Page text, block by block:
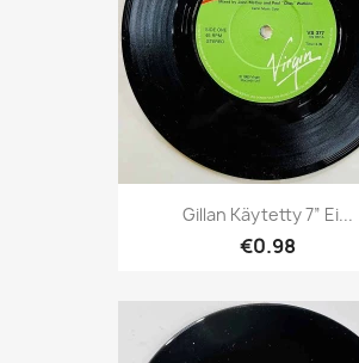
Gillan Käytetty 7” Ei...
€0.98